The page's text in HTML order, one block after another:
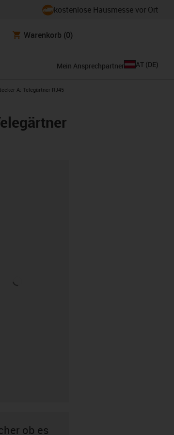
kostenlose Hausmesse vor Ort
Warenkorb (0)
Mein Ansprechpartner AT (DE)
A: Telegärtner RJ45
ob es